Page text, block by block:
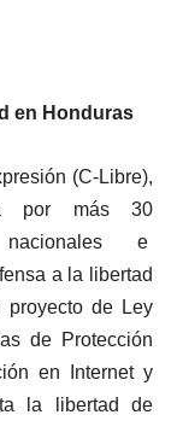
en Honduras
(C-Libre),
por más 30
e
a la libertad
proyecto de Ley
de Protección
en Internet y
la libertad de